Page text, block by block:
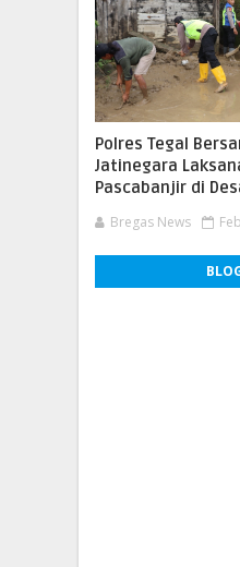
Polres Tegal
Jatinegara
Pascabanjir di
Bregas News